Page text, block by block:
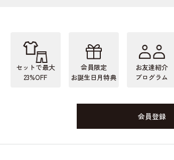
セットで最大
23%OFF
会員限定
お誕生日月特典
お友達紹介
プログラム
会員登録